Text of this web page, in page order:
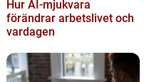
Hur AI-mjukvara
förändrar arbetslivet och
vardagen